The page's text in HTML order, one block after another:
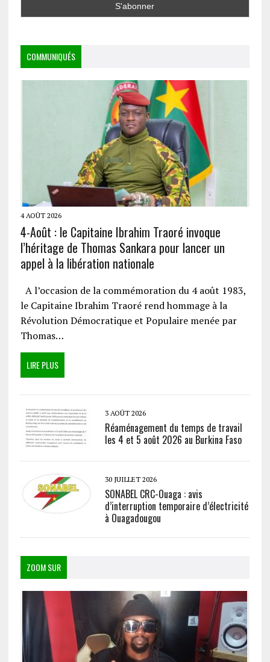
COMMUNIQUÉS
4 AOÛT 2026
4-Août : le Capitaine Ibrahim Traoré invoque
l’héritage de Thomas Sankara pour lancer un
appel à la libération nationale
A l’occasion de la commémoration du 4 août 1983,
le Capitaine Ibrahim Traoré rend hommage à la
Révolution Démocratique et Populaire menée par
Thomas…
LIRE PLUS
3 AOÛT 2026
Réaménagement du temps de travail
les 4 et 5 août 2026 au Burkina Faso
30 JUILLET 2026
SONABEL CRC-Ouaga : avis
d’interruption temporaire d’électricité
à Ouagadougou
ZOOM SUR